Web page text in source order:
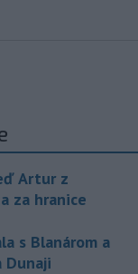
Artur z
za hranice
s Blanárom a
Dunaji